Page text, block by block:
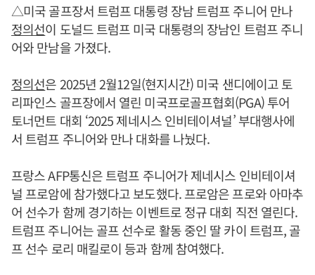
△미국 골프장서 트럼프 대통령 장남 트럼프 주니어 만나
정의선이 도널드 트럼프 미국 대통령의 장남인 트럼프 주니
어와 만남을 가졌다.
정의선은 2025년 2월12일(현지시간) 미국 샌디에이고 토
리파인스 골프장에서 열린 미국프로골프협회(PGA) 투어
토너먼트 대회 ‘2025 제네시스 인비테이셔널’ 부대행사에
서 트럼프 주니어와 만나 대화를 나눴다.
프랑스 AFP통신은 트럼프 주니어가 제네시스 인비테이셔
널 프로암에 참가했다고 보도했다. 프로암은 프로와 아마추
어 선수가 함께 경기하는 이벤트로 정규 대회 직전 열린다.
트럼프 주니어는 골프 선수로 활동 중인 딸 카이 트럼프, 골
프 선수 로리 매킬로이 등과 함께 참여했다.